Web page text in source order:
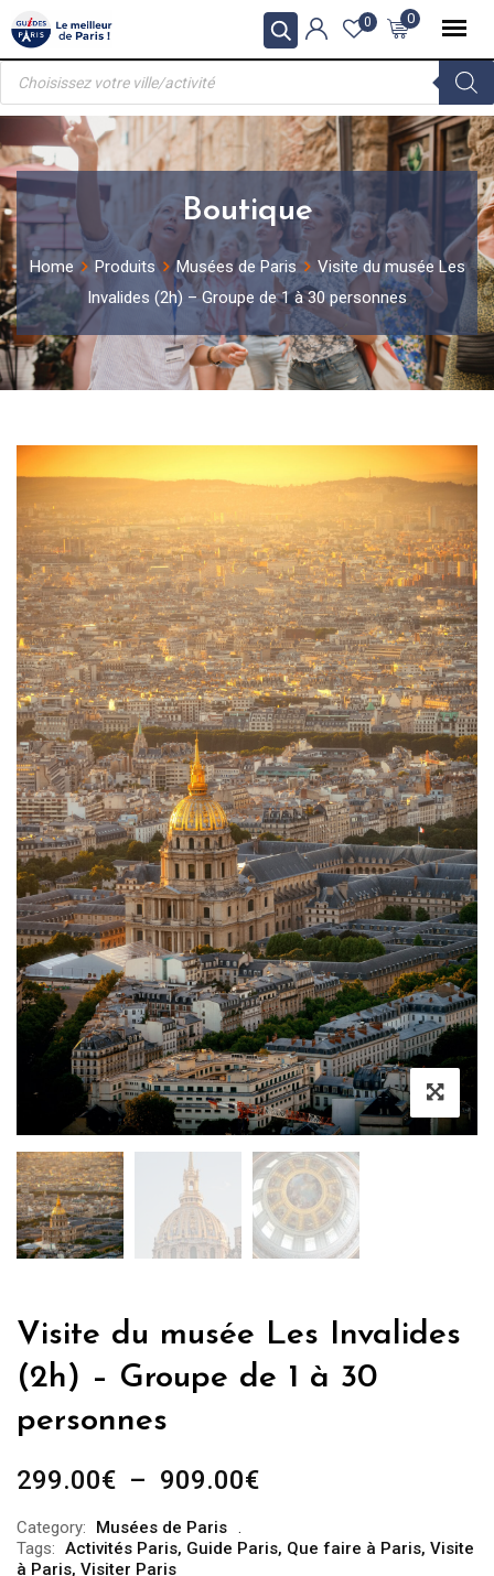
Skip
to
content
0
0
Recherche
produits
Boutique
Home Produits Musées de Paris
Visite du musée Les
Invalides (2h) – Groupe de 1 à 30 personnes
Visite du musée Les Invalides
(2h) – Groupe de 1 à 30
personnes
299.00€ – 909.00€Plage
prix :
Category:
Musées de Paris
Tags: Activités Paris, Guide Paris, Que faire à Paris, Visite
à Paris, Visiter Paris